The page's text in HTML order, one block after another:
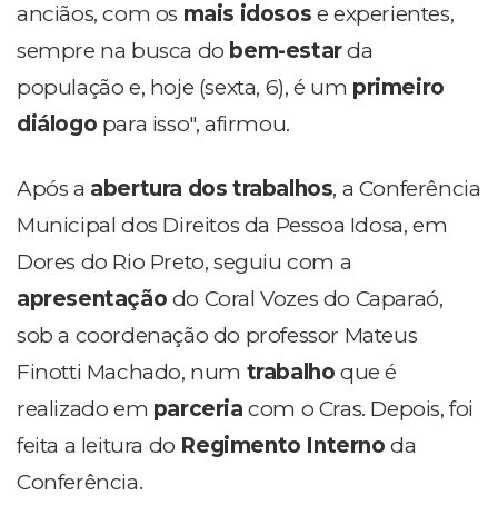
anciãos, com os mais idosos e experientes,
sempre na busca do bem-estarda
população e, hoje (sexta, 6), é um primeiro
diálogo para isso", afirmou.
Após a abertura dos trabalhos, a Conferência
Municipal dos Direitos da Pessoa Idosa, em
Dores do Rio Preto, seguiu com a
apresentação do Coral Vozes do Caparaó,
sob a coordenação do professor Mateus
Finotti Machado, num trabalho que é
realizado em parceria com o Cras. Depois, foi
feita a leitura do Regimento Interno da
Conferência.